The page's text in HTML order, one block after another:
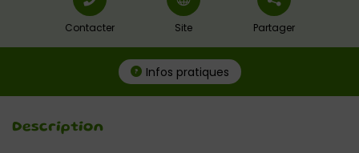
Contacter Site Partager
Infos pratiques
Description